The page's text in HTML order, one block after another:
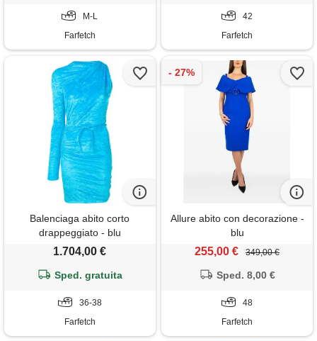
M-L
Farfetch
42
Farfetch
Balenciaga abito corto
drappeggiato - blu
1.704,00 €
Sped. gratuita
36-38
Farfetch
Allure abito con decorazione -
blu
255,00 € 349,00 €
Sped. 8,00 €
48
Farfetch